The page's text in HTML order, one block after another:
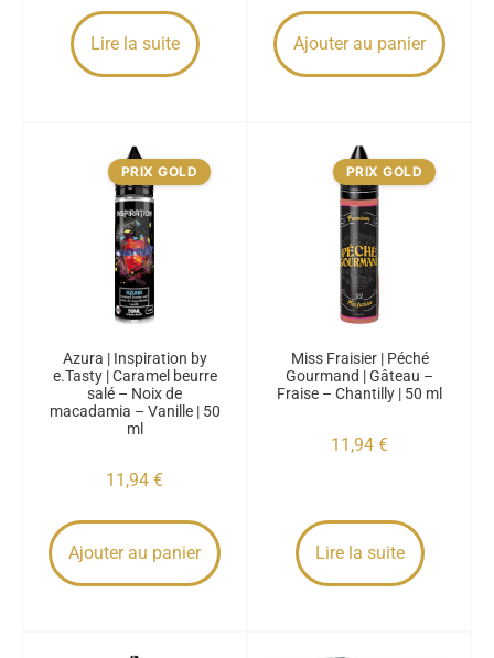
Lire la suite Ajouter au panier
PRIX GOLD
Azura | Inspiration by
e.Tasty | Caramel beurre
salé – Noix de
macadamia – Vanille | 50
ml
11,94 €
Ajouter au panier
PRIX GOLD
Miss Fraisier | Péché
Gourmand | Gâteau –
Fraise – Chantilly | 50 ml
11,94 €
Lire la suite